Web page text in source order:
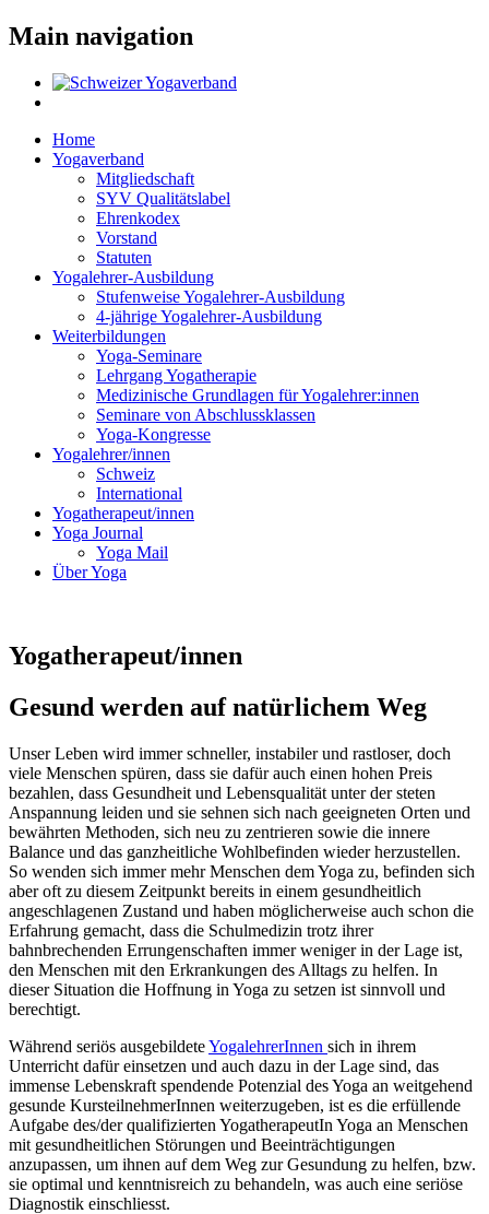
Main navigation
Home
Yogaverband
Mitgliedschaft
SYV Qualitätslabel
Ehrenkodex
Vorstand
Statuten
Yogalehrer-Ausbildung
Stufenweise Yogalehrer-Ausbildung
4-jährige Yogalehrer-Ausbildung
Weiterbildungen
Yoga-Seminare
Lehrgang Yogatherapie
Medizinische Grundlagen für Yogalehrer:innen
Seminare von Abschlussklassen
Yoga-Kongresse
Yogalehrer/innen
Schweiz
International
Yogatherapeut/innen
Yoga Journal
Yoga Mail
Über Yoga
Yogatherapeut/innen
Gesund werden auf natürlichem Weg
Unser Leben wird immer schneller, instabiler und rastloser, doch
viele Menschen spüren, dass sie da­für auch einen hohen Preis
bezahlen, dass Gesundheit und Lebensqualität unter der steten
Anspan­nung leiden und sie sehnen sich nach geeigneten Orten und
bewährten Methoden, sich neu zu zentrieren sowie die innere
Balance und das ganzheitliche Wohlbefinden wieder herzustellen.
So wenden sich immer mehr Menschen dem Yoga zu, befinden sich
aber oft zu diesem Zeitpunkt bereits in einem gesundheitlich
angeschlagenen Zustand und haben möglicherweise auch schon die
Erfahrung gemacht, dass die Schulmedizin trotz ihrer
bahnbrechenden Errungenschaften immer weniger in der Lage ist,
den Menschen mit den Erkrankungen des Alltags zu helfen. In
dieser Situation die Hoffnung in Yoga zu setzen ist sinnvoll und
berechtigt.
Während seriös ausgebildeteYogalehrerInnen sich in ihrem
Unterricht dafür einsetzen und auch dazu in der Lage sind, das
immense Lebenskraft spendende Potenzial des Yoga an weitgehend
gesunde KursteilnehmerInnen weiterzugeben, ist es die erfüllende
Aufgabe des/der qualifizierten YogatherapeutIn Yoga an Menschen
mit gesundheitlichen Störungen und Beeinträchtigungen
anzupassen, um ihnen auf dem Weg zur Gesundung zu helfen, bzw.
sie optimal und kenntnisreich zu behandeln, was auch eine seriöse
Diagnostik einschliesst.